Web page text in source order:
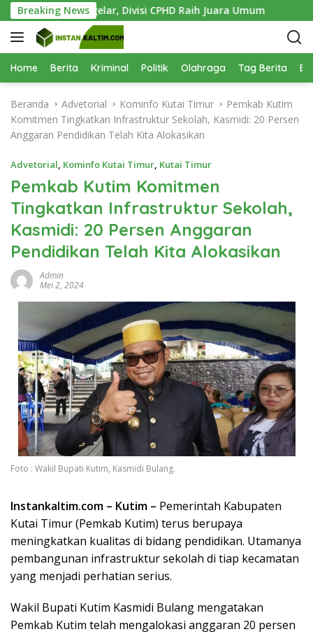
a
g
u
Breaking News
Sukses Digelar, Divisi CPHD Raih Juara Umum
Home Berita Kriminal Politik Olahraga Tag Berita
Beranda Advetorial Kominfo Kutai Timur
Pemkab Kutim
Komitmen Tingkatkan Infrastruktur Sekolah, Kasmidi: 20 Persen
Anggaran Pendidikan Telah Kita Alokasikan
Advetorial, Kominfo Kutai Timur, Kutai Timur
Pemkab Kutim Komitmen
Tingkatkan Infrastruktur Sekolah,
Kasmidi: 20 Persen Anggaran
Pendidikan Telah Kita Alokasikan
Admin
Mei 2, 2024
Foto : Wakil Bupati Kutim, Kasmidi Bulang.
Instankaltim.com – Kutim – Pemerintah Kabupaten
Kutai Timur (Pemkab Kutim) terus berupaya
meningkatkan kualitas di bidang pendidikan. Utamanya
pembangunan infrastruktur sekolah di tiap kecamatan
yang menjadi perhatian serius.
Wakil Bupati Kutim Kasmidi Bulang mengatakan
Pemkab Kutim telah mengalokasi anggaran 20 persen